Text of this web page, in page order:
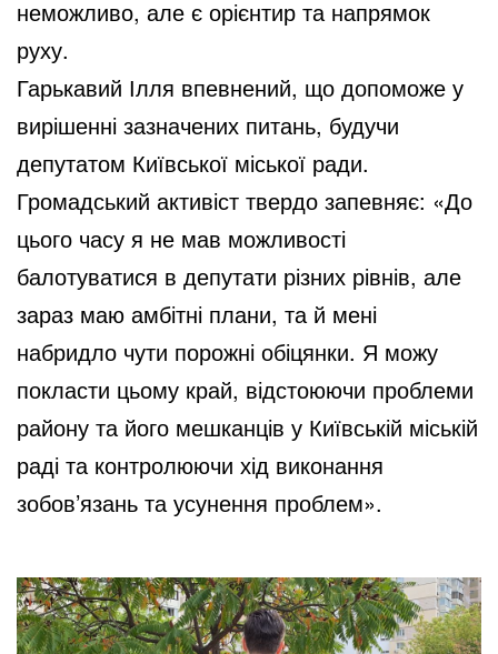
неможливо, але є орієнтир та напрямок
руху.
Гарькавий Ілля впевнений, що допоможе у
вирішенні зазначених питань, будучи
депутатом Київської міської ради.
Громадський активіст твердо запевняє: «До
цього часу я не мав можливості
балотуватися в депутати різних рівнів, але
зараз маю амбітні плани, та й мені
набридло чути порожні обіцянки. Я можу
покласти цьому край, відстоюючи проблеми
району та його мешканців у Київській міській
раді та контролюючи хід виконання
зобов’язань та усунення проблем».